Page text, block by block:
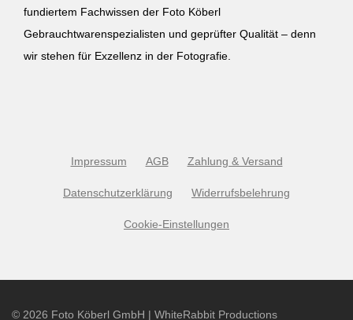
fundiertem Fachwissen der Foto Köberl
Gebrauchtwarenspezialisten und geprüfter Qualität – denn
wir stehen für Exzellenz in der Fotografie.
Impressum AGB Zahlung & Versand
Datenschutzerklärung Widerrufsbelehrung
Cookie-Einstellungen
© 2026 Foto Köberl GmbH | WhiteRabbit Productions